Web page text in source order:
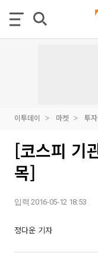
이투데이 마켓 투
[코스피 기
목]
입력 2016-05-12 18:53
정다운 기자